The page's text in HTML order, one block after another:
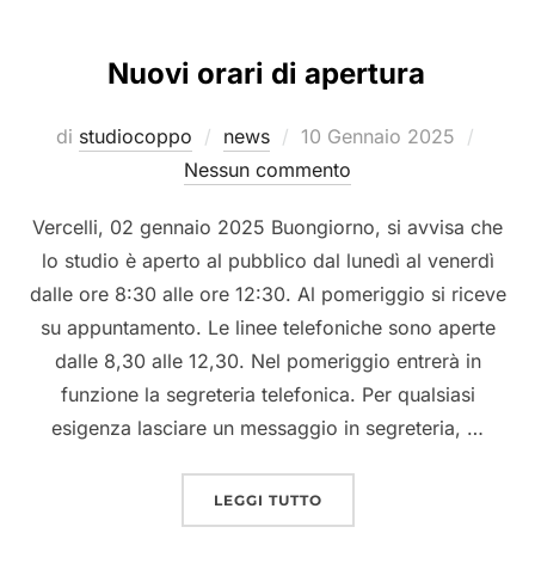
Nuovi orari di apertura
di studiocoppo news
10 Gennaio 2025
Nessun commento
Vercelli, 02 gennaio 2025 Buongiorno, si avvisa che
lo studio è aperto al pubblico dal lunedì al venerdì
dalle ore 8:30 alle ore 12:30. Al pomeriggio si riceve
su appuntamento. Le linee telefoniche sono aperte
dalle 8,30 alle 12,30. Nel pomeriggio entrerà in
funzione la segreteria telefonica. Per qualsiasi
esigenza lasciare un messaggio in segreteria, …
LEGGI TUTTO